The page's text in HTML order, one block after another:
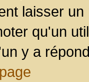
laisser
qu'un
y a